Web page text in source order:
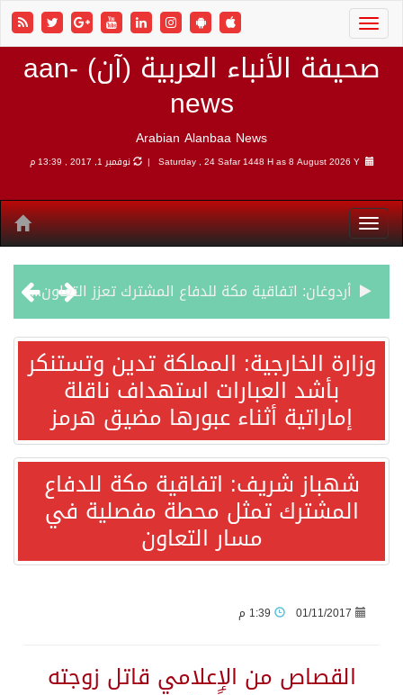
صحيفة الأنباء العربية (آن) aan-
news
Arabian Alanbaa News
Saturday , 24 Safar 1448 H as8 August 2026 Y | نوفمبر 1, 2017 , 13:39 م
أردوغان: اتفاقية مكة للدفاع المشترك تعزز التعاون الأمني ولا تستهدف أي دولة
سمو وزير الخارجية : اتفاقية مكة تعكس الإرادة السياسية لحماية أمن المنطقة
قفزة عالمية جديدة لتخصصات «الإعلام» بالأكاديمية العربية هيئة AQAS الألمانية تمنح برامج الإعلام بالأكاديمية العربية الاعتماد غير المشروط وفق المعايير الأوروبية..
وزير الخارجية السعودي: جميع إجراءات إسرائيل الأحادية في أراضي فلسطين باطلة
وزارة الخارجية: المملكة تدين وتستنكر
بأشد العبارات استهداف ناقلة
إماراتية أثناء عبورها مضيق هرمز
شهباز شريف: اتفاقية مكة للدفاع
المشترك تمثل محطة مفصلية في
مسار التعاون
01/11/2017
القصاص من الإعلامي قاتل زوجته